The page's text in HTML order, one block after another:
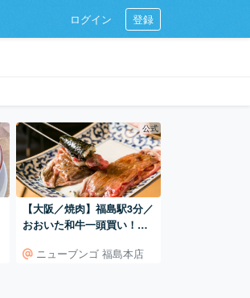
ログイン 登録
公式
【大阪／焼肉】福島駅3分／
おおいた和牛一頭買い！お
ニューブンゴ 福島本店